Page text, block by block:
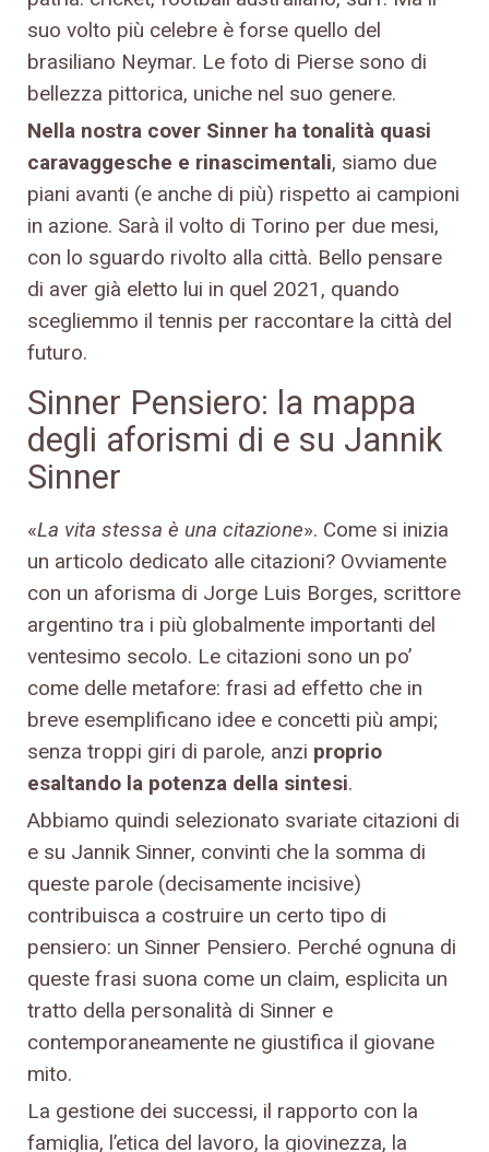
suo volto più celebre è forse quello del
brasiliano Neymar. Le foto di Pierse sono di
bellezza pittorica, uniche nel suo genere.
Nella nostra cover Sinner ha tonalità quasi
caravaggesche e rinascimentali, siamo due
piani avanti (e anche di più) rispetto ai campioni
in azione. Sarà il volto di Torino per due mesi,
con lo sguardo rivolto alla città. Bello pensare
di aver già eletto lui in quel 2021, quando
scegliemmo il tennis per raccontare la città del
futuro.
Sinner Pensiero: la mappa
degli aforismi di e su Jannik
Sinner
«La vita stessa è una citazione». Come si inizia
un articolo dedicato alle citazioni? Ovviamente
con un aforisma di Jorge Luis Borges, scrittore
argentino tra i più globalmente importanti del
ventesimo secolo. Le citazioni sono un po’
come delle metafore: frasi ad effetto che in
breve esemplificano idee e concetti più ampi;
senza troppi giri di parole, anzi proprio
esaltando la potenza della sintesi.
Abbiamo quindi selezionato svariate citazioni di
e su Jannik Sinner, convinti che la somma di
queste parole (decisamente incisive)
contribuisca a costruire un certo tipo di
pensiero: un Sinner Pensiero. Perché ognuna di
queste frasi suona come un claim, esplicita un
tratto della personalità di Sinner e
contemporaneamente ne giustifica il giovane
mito.
La gestione dei successi, il rapporto con la
famiglia, l’etica del lavoro, la giovinezza, la